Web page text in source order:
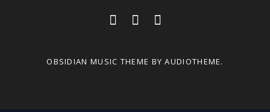
Social Media Profiles
YoutubeFacebook
Soundcloud
OBSIDIAN MUSIC THEME BY AUDIOTHEME.